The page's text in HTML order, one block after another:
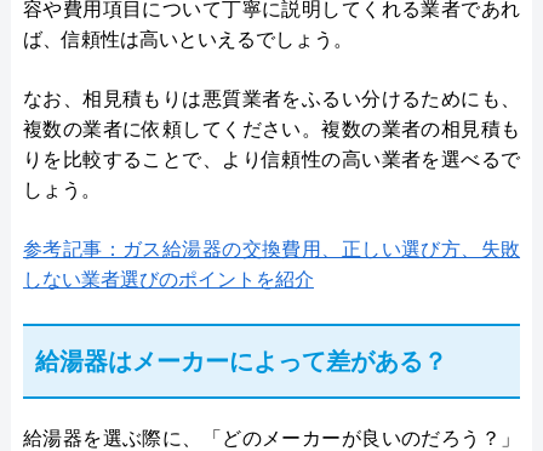
容や費用項目について丁寧に説明してくれる業者であれ
ば、信頼性は高いといえるでしょう。
なお、相見積もりは悪質業者をふるい分けるためにも、
複数の業者に依頼してください。複数の業者の相見積も
りを比較することで、より信頼性の高い業者を選べるで
しょう。
参考記事：ガス給湯器の交換費用、正しい選び方、失敗
しない業者選びのポイントを紹介
給湯器はメーカーによって差がある？
給湯器を選ぶ際に、「どのメーカーが良いのだろう？」